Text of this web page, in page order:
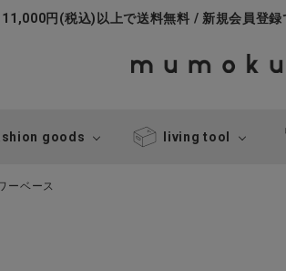
11,000円(税込)以上で送料無料 / 新規会員登
goods living tool
ーベース